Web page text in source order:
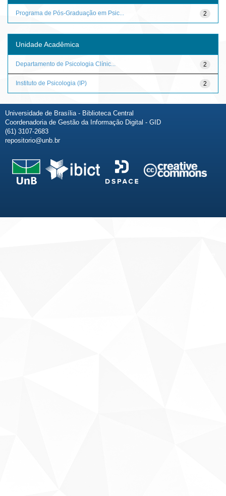
2
Programa de Pós-Graduação em Psic...
Unidade Acadêmica
2
Departamento de Psicologia Clínic...
2
Instituto de Psicologia (IP)
Universidade de Brasília - Biblioteca Central
Coordenadoria de Gestão da Informação Digital - GID
(61) 3107-2683
repositorio@unb.br